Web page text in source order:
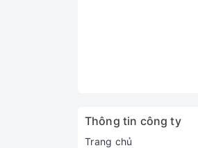
Thông tin công ty
Trang chủ